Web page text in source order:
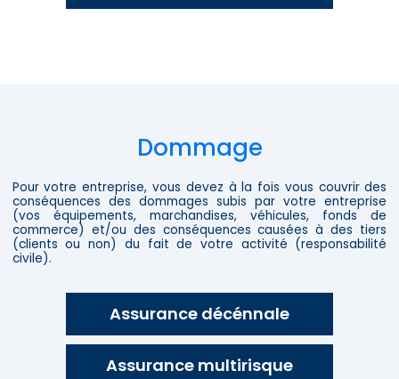
Dommage
Pour votre entreprise, vous devez à la fois vous couvrir des
conséquences des dommages subis par votre entreprise
(vos équipements, marchandises, véhicules, fonds de
commerce) et/ou des conséquences causées à des tiers
(clients ou non) du fait de votre activité (responsabilité
civile).
Assurance décénnale
Assurance multirisque